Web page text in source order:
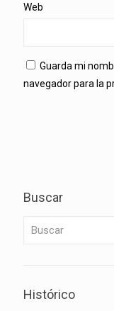
Web
Guarda mi
navegador para la
Buscar
Histórico